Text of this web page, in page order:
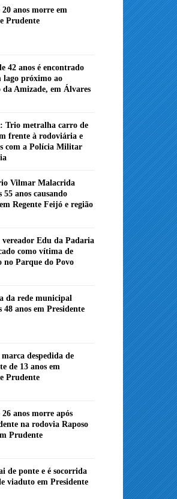
20 anos morre em
Prudente
42 anos é encontrado
lago próximo ao
da Amizade, em Álvares
Trio metralha carro de
frente à rodoviária e
com a Polícia Militar
Vilmar Malacrida
55 anos causando
Regente Feijó e região
Edu da Padaria
como vítima de
no Parque do Povo
da rede municipal
48 anos em Presidente
despedida de
de 13 anos em
Prudente
26 anos morre após
na rodovia Raposo
Prudente
de ponte e é socorrida
viaduto em Presidente